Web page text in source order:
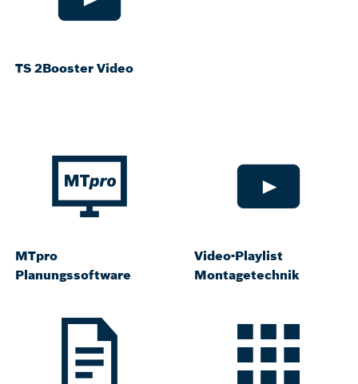
TS 2Booster Video
MTpro
Planungssoftware
Video-Playlist
Montagetechnik